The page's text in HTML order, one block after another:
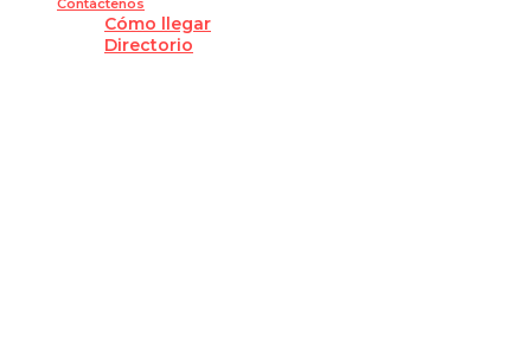
Contáctenos
Cómo llegar
Directorio